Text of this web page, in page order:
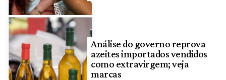
Análise do governo reprova
azeites importados vendidos
como extravirgem; veja
marcas